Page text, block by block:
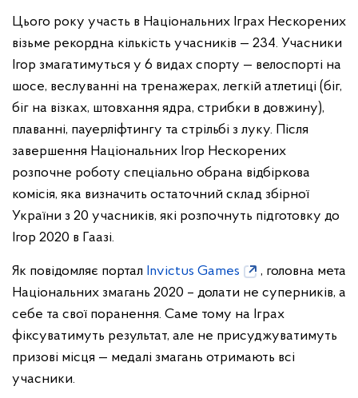
Цього року участь в Національних Іграх Нескорених
візьме рекордна кількість учасників — 234. Учасники
Ігор змагатимуться у 6 видах спорту — велоспорті на
шосе, веслуванні на тренажерах, легкій атлетиці (біг,
біг на візках, штовхання ядра, стрибки в довжину),
плаванні, пауерліфтингу та стрільбі з луку. Після
завершення Національних Ігор Нескорених
розпочне роботу спеціально обрана відбіркова
комісія, яка визначить остаточний склад збірної
України з 20 учасників, які розпочнуть підготовку до
Ігор 2020 в Гаазі.
Як повідомляє портал Invictus Games
, головна мета
Національних змагань 2020 – долати не суперників, а
себе та свої поранення. Саме тому на Іграх
фіксуватимуть результат, але не присуджуватимуть
призові місця — медалі змагань отримають всі
учасники.